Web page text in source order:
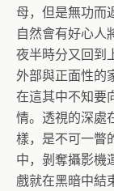
母，但是無功而
自然會有好心人
夜半時分又回到
外部與正面性的
在這其中不知要
情。透視的深處
樣，是不可一瞥
中，剝奪攝影機
戲就在黑暗中結